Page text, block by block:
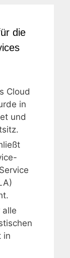
die
Cloud
in
und
alle
in